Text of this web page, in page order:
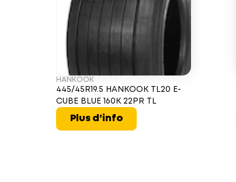
HANKOOK
445/45R19.5 HANKOOK TL20 E-
CUBE BLUE 160K 22PR TL
Plus d’info